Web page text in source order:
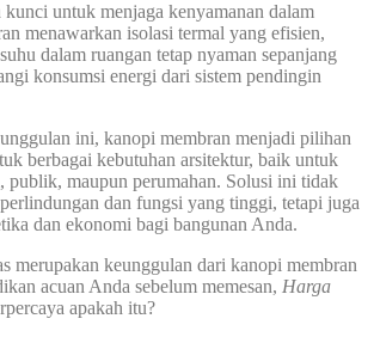
kunci untuk menjaga kenyamanan dalam
menawarkan isolasi termal yang efisien,
dalam ruangan tetap nyaman sepanjang
konsumsi energi dari sistem pendingin
ini, kanopi membran menjadi pilihan
berbagai kebutuhan arsitektur, baik untuk
publik, maupun perumahan. Solusi ini tidak
dan fungsi yang tinggi, tetapi juga
dan ekonomi bagi bangunan Anda.
merupakan keunggulan dari kanopi membran
acuan Anda sebelum memesan, Harga
apakah itu?